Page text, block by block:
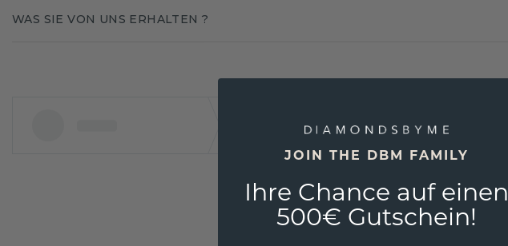
WAS SIE VON UNS ERHALTEN ?
JOIN THE DBM FAMILY
Ihre Chance auf einen
500€ Gutschein!